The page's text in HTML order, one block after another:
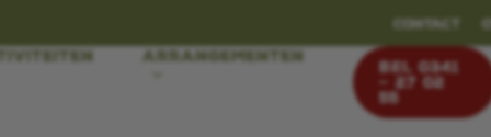
Contact
Arrangementen BEL 0341
– 27 02
55